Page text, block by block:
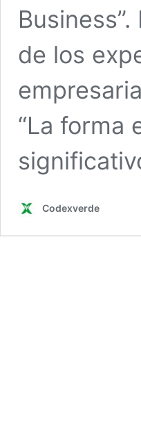
de los
“La forma
Codexverde